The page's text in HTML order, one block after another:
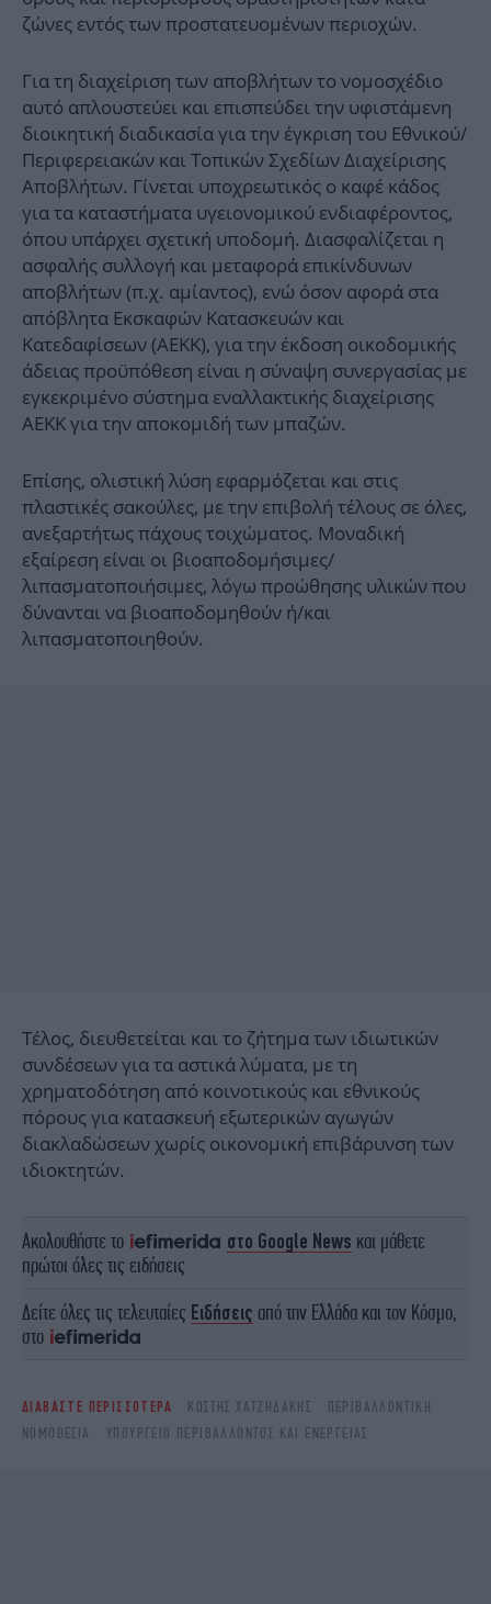
ζώνες εντός των προστατευομένων περιοχών.
Για τη διαχείριση των αποβλήτων το νομοσχέδιο
αυτό απλουστεύει και επισπεύδει την υφιστάμενη
διοικητική διαδικασία για την έγκριση του Εθνικού/
Περιφερειακών και Τοπικών Σχεδίων Διαχείρισης
Αποβλήτων. Γίνεται υποχρεωτικός ο καφέ κάδος
για τα καταστήματα υγειονομικού ενδιαφέροντος,
όπου υπάρχει σχετική υποδομή. Διασφαλίζεται η
ασφαλής συλλογή και μεταφορά επικίνδυνων
αποβλήτων (π.χ. αμίαντος), ενώ όσον αφορά στα
απόβλητα Εκσκαφών Κατασκευών και
Κατεδαφίσεων (ΑEKK), για την έκδοση οικοδομικής
άδειας προϋπόθεση είναι η σύναψη συνεργασίας με
εγκεκριμένο σύστημα εναλλακτικής διαχείρισης
ΑΕΚΚ για την αποκομιδή των μπαζών.
Επίσης, ολιστική λύση εφαρμόζεται και στις
πλαστικές σακούλες, με την επιβολή τέλους σε όλες,
ανεξαρτήτως πάχους τοιχώματος. Μοναδική
εξαίρεση είναι οι βιοαποδομήσιμες/
λιπασματοποιήσιμες, λόγω προώθησης υλικών που
δύνανται να βιοαποδομηθούν ή/και
λιπασματοποιηθούν.
Τέλος, διευθετείται και το ζήτημα των ιδιωτικών
συνδέσεων για τα αστικά λύματα, με τη
χρηματοδότηση από κοινοτικούς και εθνικούς
πόρους για κατασκευή εξωτερικών αγωγών
διακλαδώσεων χωρίς οικονομική επιβάρυνση των
ιδιοκτητών.
Ακολουθήστε το στο Google News και μάθετε
πρώτοι όλες τις ειδήσεις
Δείτε όλες τις τελευταίες Ειδήσεις από την Ελλάδα και τον Κόσμο,
στο
ΔΙΑΒΑΣΤΕ ΠΕΡΙΣΣΟΤΕΡΑ ΚΩΣΤΉΣ ΧΑΤΖΗΔΆΚΗΣ
ΠΕΡΙΒΑΛΛΟΝΤΙΚΉ
ΝΟΜΟΘΕΣΊΑ
ΥΠΟΥΡΓΕΊΟ ΠΕΡΙΒΆΛΛΟΝΤΟΣ ΚΑΙ ΕΝΈΡΓΕΙΑΣ